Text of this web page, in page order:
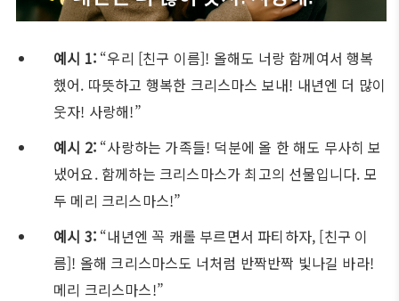
예시 1: “우리 [친구 이름]! 올해도 너랑 함께여서 행복
했어. 따뜻하고 행복한 크리스마스 보내! 내년엔 더 많이
웃자! 사랑해!”
예시 2: “사랑하는 가족들! 덕분에 올 한 해도 무사히 보
냈어요. 함께하는 크리스마스가 최고의 선물입니다. 모
두 메리 크리스마스!”
예시 3: “내년엔 꼭 캐롤 부르면서 파티하자, [친구 이
름]! 올해 크리스마스도 너처럼 반짝반짝 빛나길 바라!
메리 크리스마스!”